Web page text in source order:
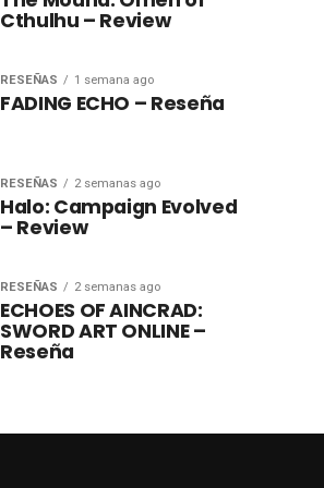
Cthulhu – Review
RESEÑAS 1 semana ago
FADING ECHO – Reseña
RESEÑAS 2 semanas ago
Halo: Campaign Evolved
– Review
RESEÑAS 2 semanas ago
ECHOES OF AINCRAD:
SWORD ART ONLINE –
Reseña